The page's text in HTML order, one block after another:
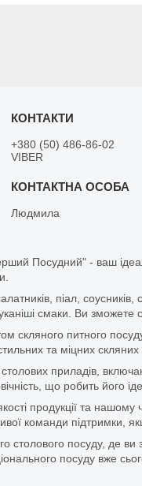
+380 (50) 486-86-02
VIBER
Людмила
Посудний" - ваш
піал,
смаки. Ви зможете
питного
та міцних скляних
приладів,
що робить
продукції та
команди підтримки,
посуду, де ви
посуду вже